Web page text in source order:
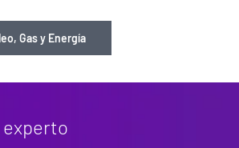
Gas y Energía
experto